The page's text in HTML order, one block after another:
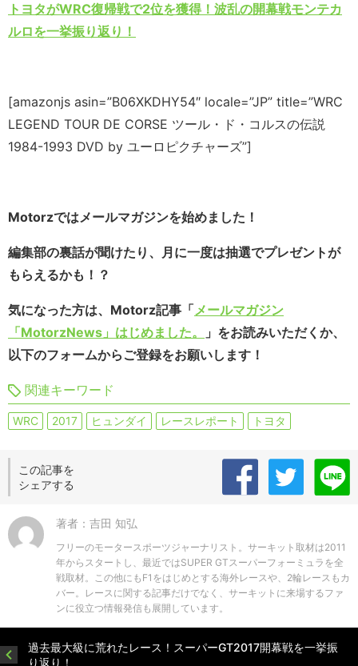
トヨタがWRC復帰戦で2位を獲得！波乱の開幕戦モンテカ
ルロを一挙振り返り！
[amazonjs asin=”B06XKDHY54″ locale=”JP” title=”WRC
LEGEND TOUR DE CORSE ツール・ド・コルスの伝説
1984-1993 DVD by ユーロピクチャーズ”]
Motorzではメールマガジンを始めました！
編集部の裏話が聞けたり、月に一度は抽選でプレゼントが
もらえるかも！？
気になった方は、Motorz記事「メールマガジン
「MotorzNews」はじめました。
」をお読みいただくか、
以下のフォームからご登録をお願いします！
関連キーワード
WRC 2017 ヒュンダイ レースレポート トヨタ
この記事を
シェアする
著者：吉田 知弘
フリーのモータースポーツジャーナリスト。サーキット取材は2011
年からスタートし、最近ではSUPER GTスーパーフォーミュラを全
戦取材。この他にもF1をはじめとする海外レースや、2輪レースもカ
バー。レースに関する記事だけでなく、サーキットに来場するファ
ンに役立つ情報発信も展開しています。
過去最大級に荒れたレース！スーパーGT2017開幕戦を一挙振
り返り！